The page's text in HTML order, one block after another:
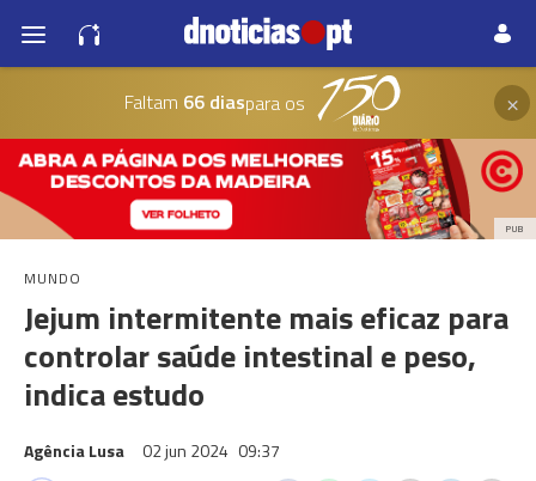
Faltam 66 diaspara os ×
PUB
MUNDO
Jejum intermitente mais eficaz para
controlar saúde intestinal e peso,
indica estudo
Agência Lusa 02 jun 2024 09:37